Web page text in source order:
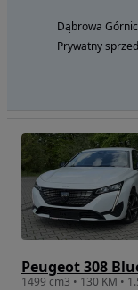
Dąbrowa
Prywatny
Peugeot 308